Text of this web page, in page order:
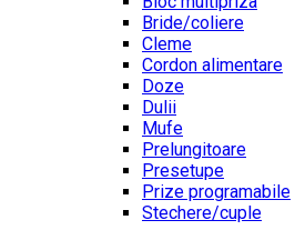
Bride/coliere
Cleme
Cordon alimentare
Doze
Dulii
Mufe
Prelungitoare
Presetupe
Prize programabile
Stechere/cuple